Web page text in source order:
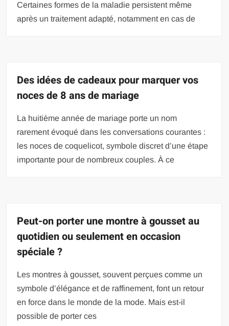
Certaines formes de la maladie persistent même
après un traitement adapté, notamment en cas de
Des idées de cadeaux pour marquer vos
noces de 8 ans de mariage
La huitième année de mariage porte un nom
rarement évoqué dans les conversations courantes :
les noces de coquelicot, symbole discret d’une étape
importante pour de nombreux couples. À ce
Peut-on porter une montre à gousset au
quotidien ou seulement en occasion
spéciale ?
Les montres à gousset, souvent perçues comme un
symbole d’élégance et de raffinement, font un retour
en force dans le monde de la mode. Mais est-il
possible de porter ces